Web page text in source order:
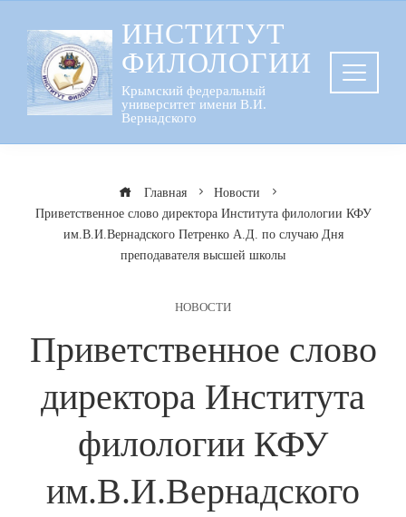
содержанию
ИНСТИТУТ
ФИЛОЛОГИИ
Крымский федеральный
университет имени В.И.
Вернадского
Главная
Новости
Приветственное слово директора Института филологии КФУ
им.В.И.Вернадского Петренко А.Д. по случаю Дня
преподавателя высшей школы
НОВОСТИ
Приветственное слово
директора Института
филологии КФУ
им.В.И.Вернадского